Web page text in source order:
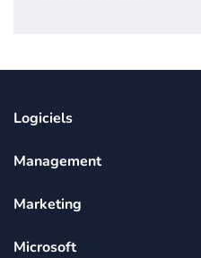
Logiciels
Management
Marketing
Microsoft